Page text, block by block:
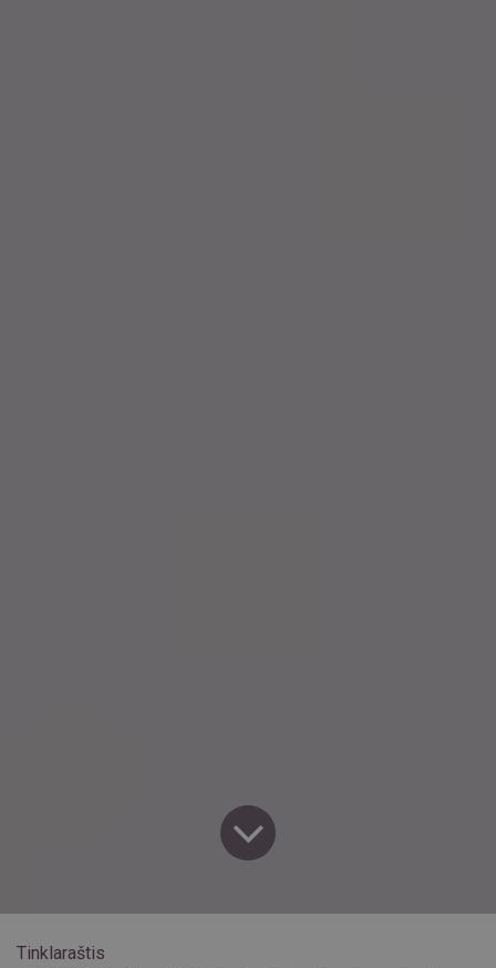
Tinklaraštis